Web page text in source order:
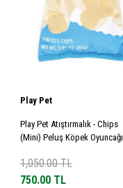
Play Pet
Play Pet Atıştırmalık - Chips
(Mini) Peluş Köpek Oyuncağı
1,050.00TL
750.00TL